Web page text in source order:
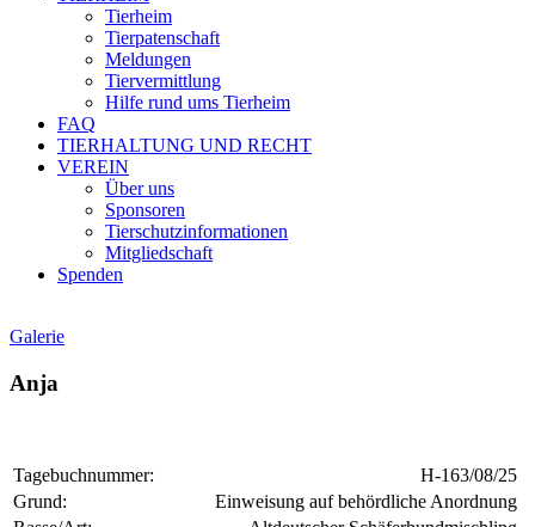
Tierheim
Tierpatenschaft
Meldungen
Tiervermittlung
Hilfe rund ums Tierheim
FAQ
TIERHALTUNG UND RECHT
VEREIN
Über uns
Sponsoren
Tierschutzinformationen
Mitgliedschaft
Spenden
Galerie
Anja
Tagebuchnummer:
H-163/08/25
Grund:
Einweisung auf behördliche Anordnung